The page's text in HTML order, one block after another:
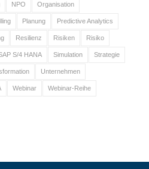
NPO Organisation
Planung Predictive Analytics
Resilienz Risiken Risiko
S/4 HANA Simulation Strategie
Unternehmen
Webinar Webinar-Reihe